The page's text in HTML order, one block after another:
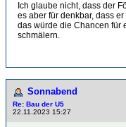
Ich glaube nicht, dass der
es aber für denkbar, dass
das würde die Chancen für
schmälern.
Sonnabend
Re: Bau der U5
22.11.2023 15:27